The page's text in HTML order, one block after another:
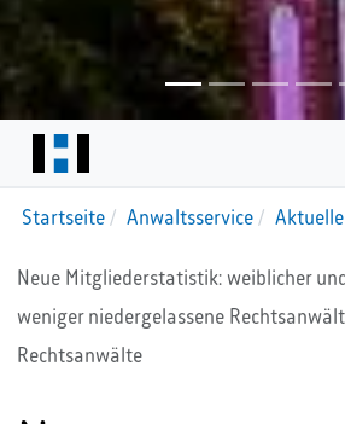
Startseite Anwaltsservice
Neue Mitgliederstatistik: weiblicher
weniger niedergelassene
Rechtsanwälte